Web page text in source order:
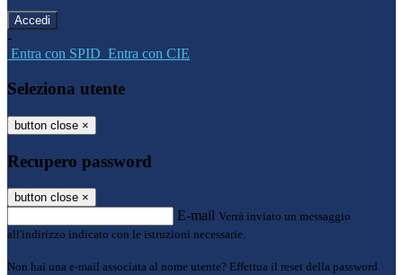
-
Entra con SPID Entra con CIE
Seleziona utente
button close ×
Recupero password
button close ×
E-mail Verrà inviato un messaggio
all'indirizzo indicato con le istruzioni necessarie.
Non hai una e-mail associata al nome utente? Effettua il reset della password